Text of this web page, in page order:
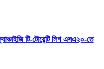
টি-টোয়েন্টি লিগ এসএ২০-তে